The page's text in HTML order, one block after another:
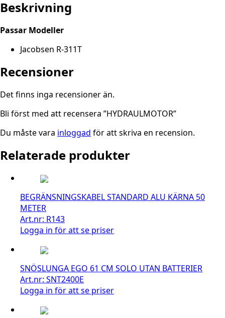
Beskrivning
Passar Modeller
Jacobsen R-311T
Recensioner
Det finns inga recensioner än.
Bli först med att recensera ”HYDRAULMOTOR”
Du måste vara inloggad för att skriva en recension.
Relaterade produkter
BEGRÄNSNINGSKABEL STANDARD ALU KÄRNA 50
METER
Art.nr: R143
Logga in för att se priser
SNÖSLUNGA EGO 61 CM SOLO UTAN BATTERIER
Art.nr: SNT2400E
Logga in för att se priser